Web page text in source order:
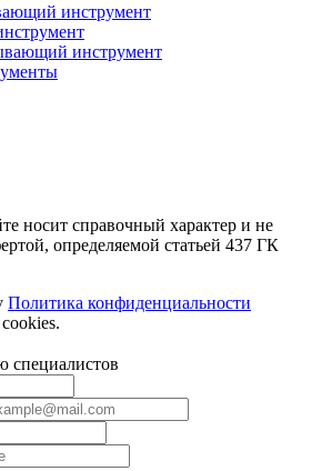
инструмент
инструмент
носит справочный характер и не
определяемой статьей 437 ГК
Политика конфиденциальности
специалистов